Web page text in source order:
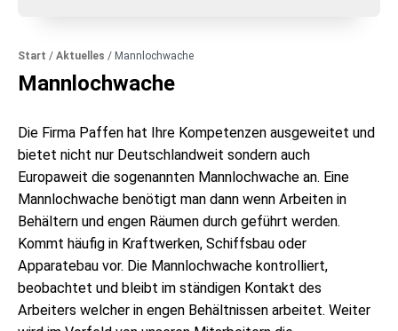
Start / Aktuelles / Mannlochwache
Mannlochwache
Die Firma Paffen hat Ihre Kompetenzen ausgeweitet und
bietet nicht nur Deutschlandweit sondern auch
Europaweit die sogenannten Mannlochwache an. Eine
Mannlochwache benötigt man dann wenn Arbeiten in
Behältern und engen Räumen durch geführt werden.
Kommt häufig in Kraftwerken, Schiffsbau oder
Apparatebau vor. Die Mannlochwache kontrolliert,
beobachtet und bleibt im ständigen Kontakt des
Arbeiters welcher in engen Behältnissen arbeitet. Weiter